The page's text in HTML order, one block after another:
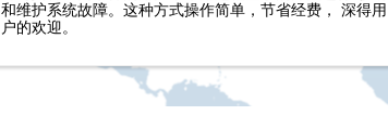
和维护系统故障。这种方式操作简单，节省经费， 深得用
户的欢迎。